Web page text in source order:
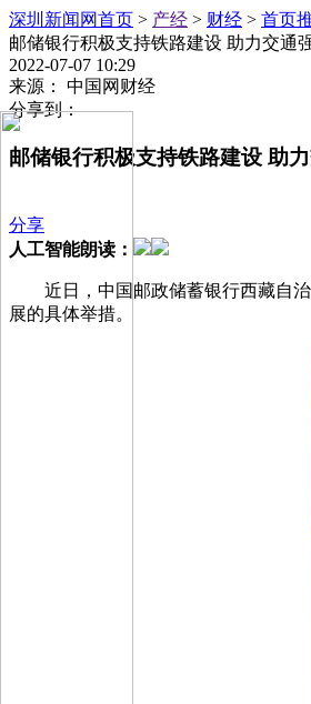
深圳新闻网首页 > 产经 > 财经 > 首页
邮储银行积极支持铁路建设 助力交通
2022-07-07 10:29
来源： 中国网财经
分享到：
邮储银行积极支持铁路建设 助
分享
人工智能朗读：
近日，中国邮政储蓄银行西藏自
展的具体举措。